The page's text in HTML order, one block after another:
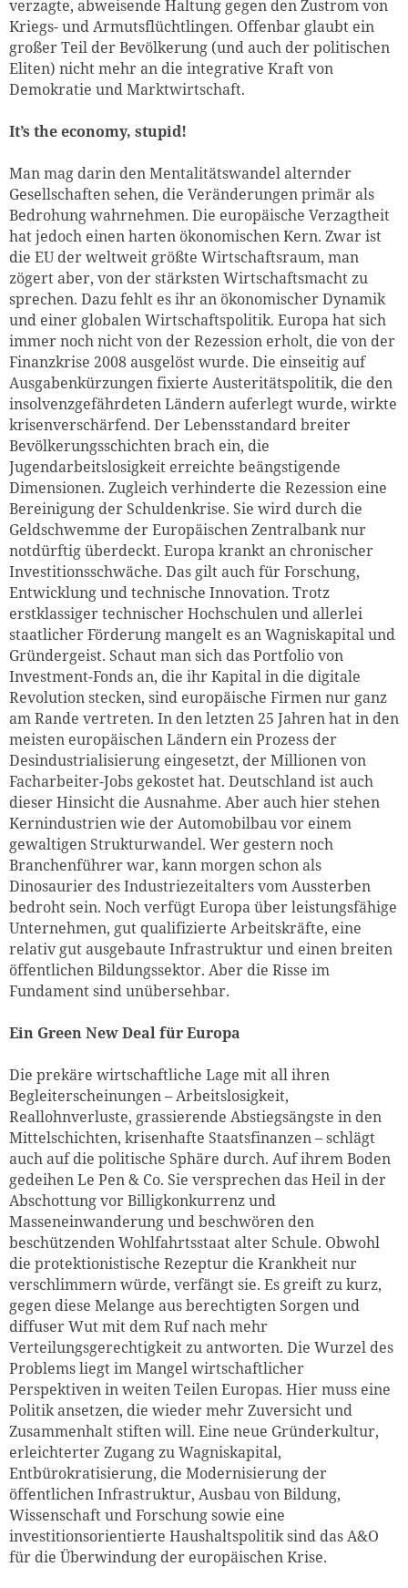
verzagte, abweisende Haltung gegen den Zustrom von
Kriegs- und Armutsflüchtlingen. Offenbar glaubt ein
großer Teil der Bevölkerung (und auch der politischen
Eliten) nicht mehr an die integrative Kraft von
Demokratie und Marktwirtschaft.
It’s the economy, stupid!
Man mag darin den Mentalitätswandel alternder
Gesellschaften sehen, die Veränderungen primär als
Bedrohung wahrnehmen. Die europäische Verzagtheit
hat jedoch einen harten ökonomischen Kern. Zwar ist
die EU der weltweit größte Wirtschaftsraum, man
zögert aber, von der stärksten Wirtschaftsmacht zu
sprechen. Dazu fehlt es ihr an ökonomischer Dynamik
und einer globalen Wirtschaftspolitik. Europa hat sich
immer noch nicht von der Rezession erholt, die von der
Finanzkrise 2008 ausgelöst wurde. Die einseitig auf
Ausgabenkürzungen fixierte Austeritätspolitik, die den
insolvenzgefährdeten Ländern auferlegt wurde, wirkte
krisenverschärfend. Der Lebensstandard breiter
Bevölkerungsschichten brach ein, die
Jugendarbeitslosigkeit erreichte beängstigende
Dimensionen. Zugleich verhinderte die Rezession eine
Bereinigung der Schuldenkrise. Sie wird durch die
Geldschwemme der Europäischen Zentralbank nur
notdürftig überdeckt. Europa krankt an chronischer
Investitionsschwäche. Das gilt auch für Forschung,
Entwicklung und technische Innovation. Trotz
erstklassiger technischer Hochschulen und allerlei
staatlicher Förderung mangelt es an Wagniskapital und
Gründergeist. Schaut man sich das Portfolio von
Investment-Fonds an, die ihr Kapital in die digitale
Revolution stecken, sind europäische Firmen nur ganz
am Rande vertreten. In den letzten 25 Jahren hat in den
meisten europäischen Ländern ein Prozess der
Desindustrialisierung eingesetzt, der Millionen von
Facharbeiter-Jobs gekostet hat. Deutschland ist auch
dieser Hinsicht die Ausnahme. Aber auch hier stehen
Kernindustrien wie der Automobilbau vor einem
gewaltigen Strukturwandel. Wer gestern noch
Branchenführer war, kann morgen schon als
Dinosaurier des Industriezeitalters vom Aussterben
bedroht sein. Noch verfügt Europa über leistungsfähige
Unternehmen, gut qualifizierte Arbeitskräfte, eine
relativ gut ausgebaute Infrastruktur und einen breiten
öffentlichen Bildungssektor. Aber die Risse im
Fundament sind unübersehbar.
Ein Green New Deal für Europa
Die prekäre wirtschaftliche Lage mit all ihren
Begleiterscheinungen – Arbeitslosigkeit,
Reallohnverluste, grassierende Abstiegsängste in den
Mittelschichten, krisenhafte Staatsfinanzen – schlägt
auch auf die politische Sphäre durch. Auf ihrem Boden
gedeihen Le Pen & Co. Sie versprechen das Heil in der
Abschottung vor Billigkonkurrenz und
Masseneinwanderung und beschwören den
beschützenden Wohlfahrtsstaat alter Schule. Obwohl
die protektionistische Rezeptur die Krankheit nur
verschlimmern würde, verfängt sie. Es greift zu kurz,
gegen diese Melange aus berechtigten Sorgen und
diffuser Wut mit dem Ruf nach mehr
Verteilungsgerechtigkeit zu antworten. Die Wurzel des
Problems liegt im Mangel wirtschaftlicher
Perspektiven in weiten Teilen Europas. Hier muss eine
Politik ansetzen, die wieder mehr Zuversicht und
Zusammenhalt stiften will. Eine neue Gründerkultur,
erleichterter Zugang zu Wagniskapital,
Entbürokratisierung, die Modernisierung der
öffentlichen Infrastruktur, Ausbau von Bildung,
Wissenschaft und Forschung sowie eine
investitionsorientierte Haushaltspolitik sind das A&O
für die Überwindung der europäischen Krise.